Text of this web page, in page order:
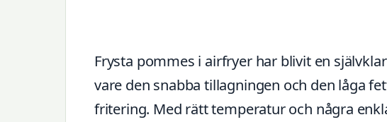
Frysta pommes i airfryer har blivit en
vare den snabba tillagningen och den låga
fritering. Med rätt temperatur och några